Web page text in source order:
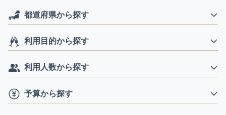
都道府県から探す
利用目的から探す
利用人数から探す
予算から探す